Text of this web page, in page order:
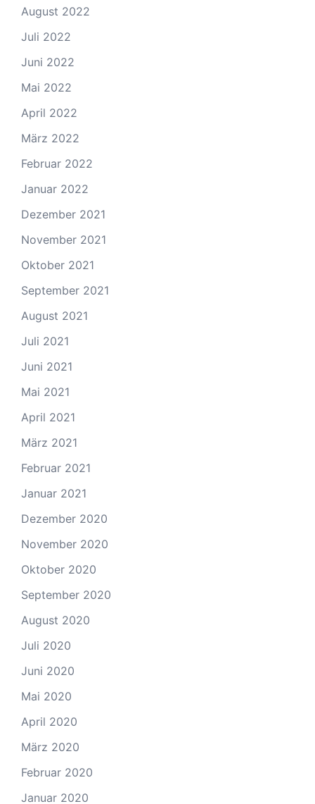
August 2022
Juli 2022
Juni 2022
Mai 2022
April 2022
März 2022
Februar 2022
Januar 2022
Dezember 2021
November 2021
Oktober 2021
September 2021
August 2021
Juli 2021
Juni 2021
Mai 2021
April 2021
März 2021
Februar 2021
Januar 2021
Dezember 2020
November 2020
Oktober 2020
September 2020
August 2020
Juli 2020
Juni 2020
Mai 2020
April 2020
März 2020
Februar 2020
Januar 2020